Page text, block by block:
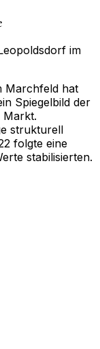
im
Marchfeld hat
Spiegelbild der
Markt.
strukturell
folgte eine
stabilisierten.